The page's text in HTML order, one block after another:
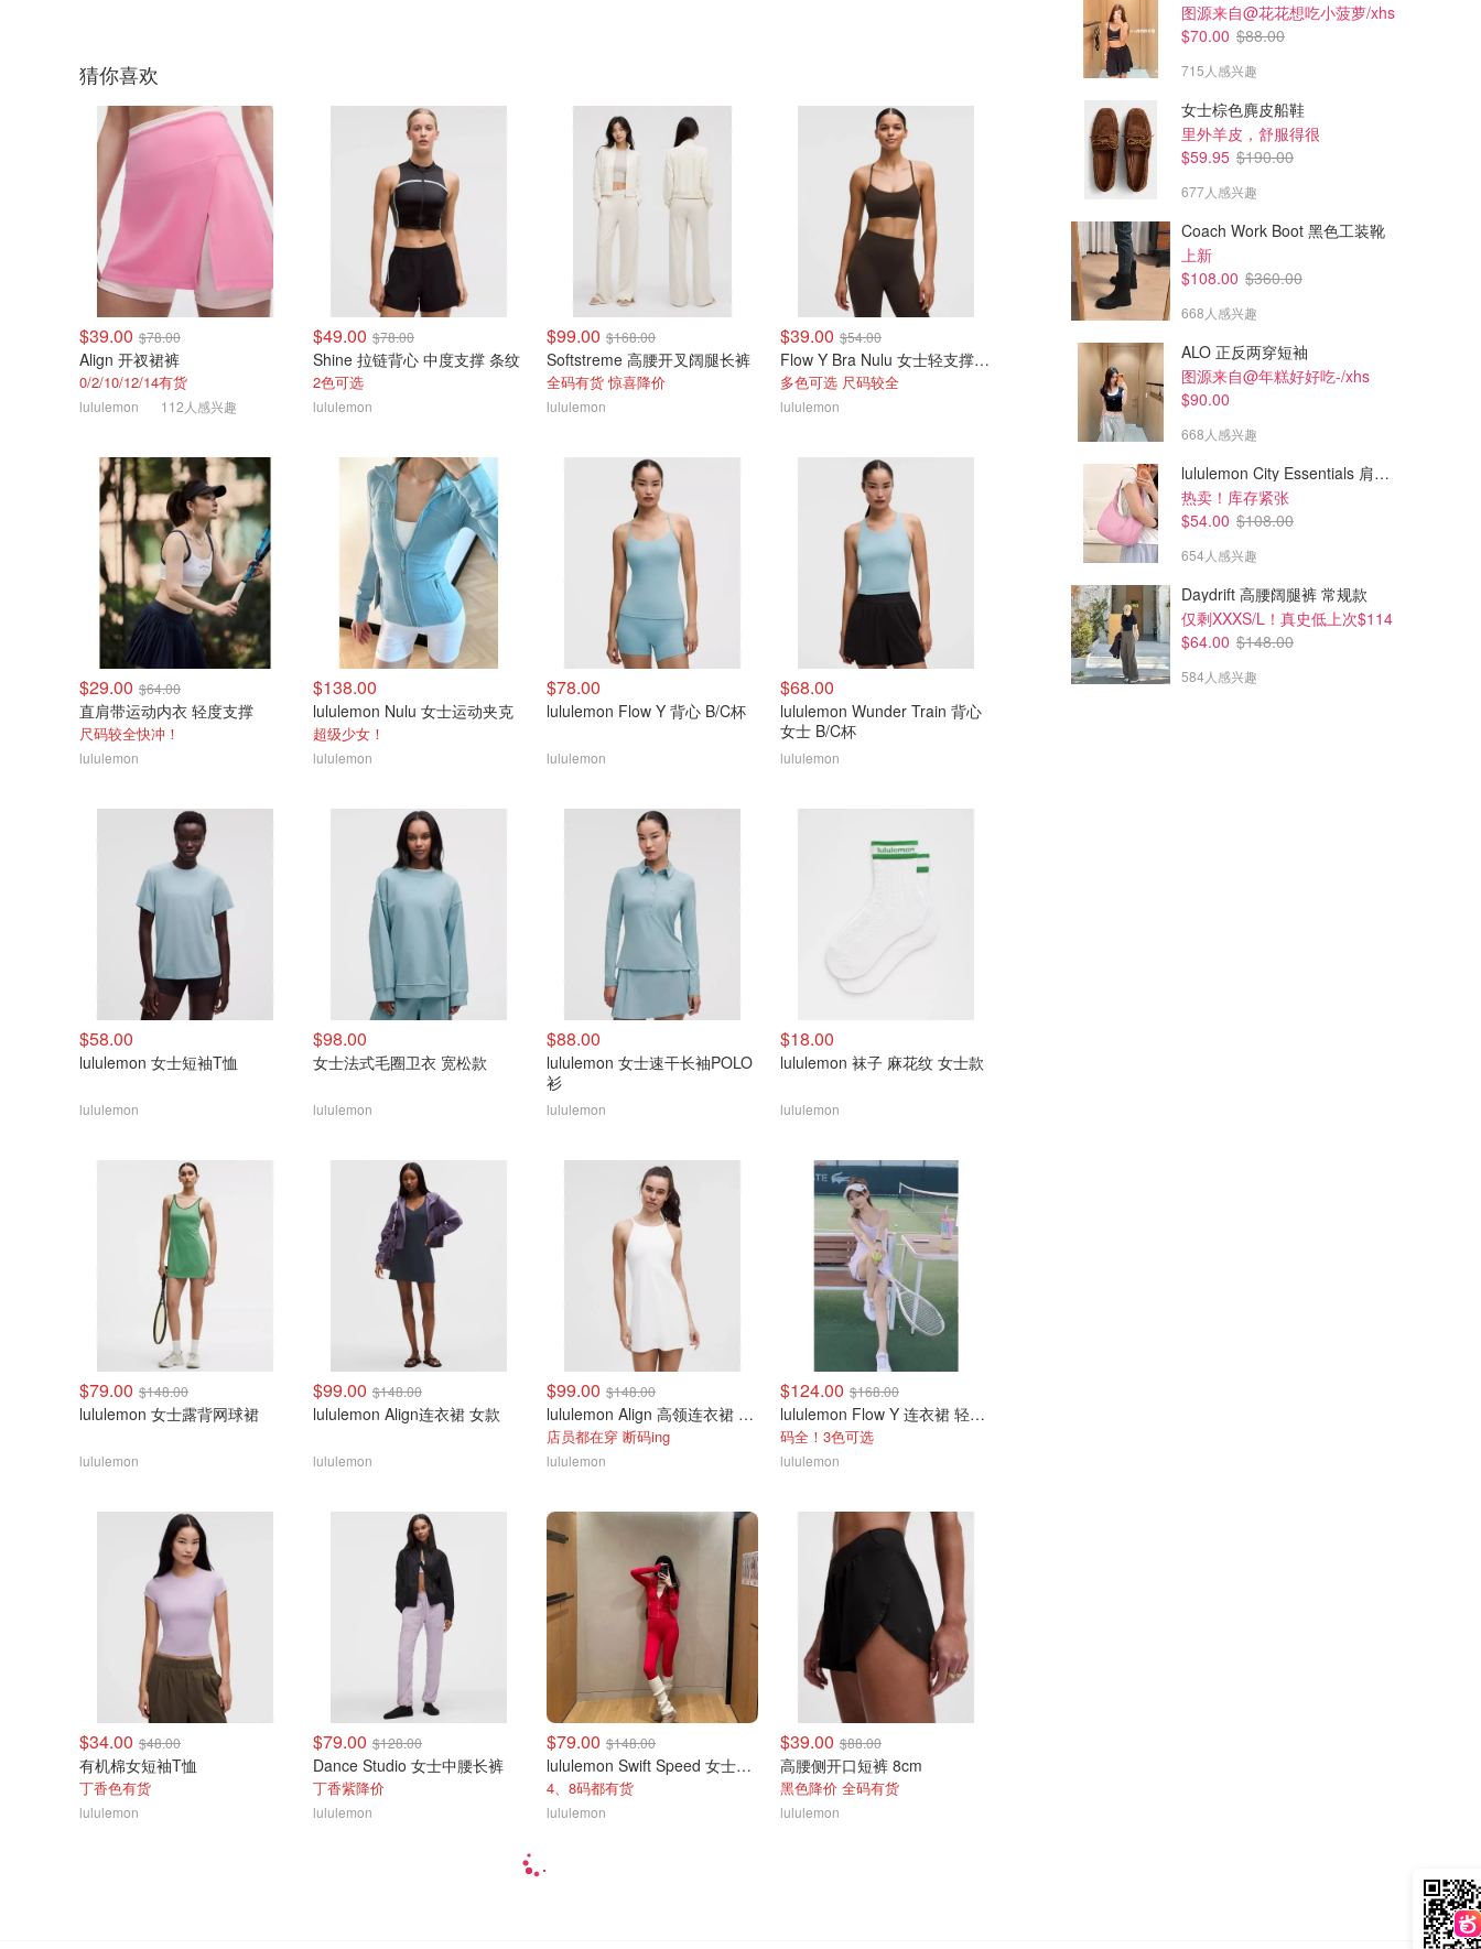
猜你喜欢
$39.00 $78.00
Align 开衩裙裤
0/2/10/12/14有货
lululemon 112人感兴趣
$49.00 $78.00
Shine 拉链背心 中度支撑 条纹
2色可选
lululemon
$99.00 $168.00
Softstreme 高腰开叉阔腿长裤
全码有货 惊喜降价
lululemon
$39.00 $54.00
Flow Y Bra Nulu 女士轻支撑文胸
多色可选 尺码较全
lululemon
$29.00 $64.00
直肩带运动内衣 轻度支撑
尺码较全快冲！
lululemon
$138.00
lululemon Nulu 女士运动夹克
超级少女！
lululemon
$78.00
lululemon Flow Y 背心 B/C杯
lululemon
$68.00
lululemon Wunder Train 背心
女士 B/C杯
lululemon
$58.00
lululemon 女士短袖T恤
lululemon
$98.00
女士法式毛圈卫衣 宽松款
lululemon
$88.00
lululemon 女士速干长袖POLO
衫
lululemon
$18.00
lululemon 袜子 麻花纹 女士款
lululemon
$79.00 $148.00
lululemon 女士露背网球裙
lululemon
$99.00 $148.00
lululemon Align连衣裙 女款
lululemon
$99.00 $148.00
lululemon Align 高领连衣裙 A/B杯
店员都在穿 断码ing
lululemon
$124.00 $168.00
lululemon Flow Y 连衣裙 轻支撑 B/C杯
码全！3色可选
lululemon
$34.00 $48.00
有机棉女短袖T恤
丁香色有货
lululemon
$79.00 $128.00
Dance Studio 女士中腰长裤
丁香紫降价
lululemon
$79.00 $148.00
lululemon Swift Speed 女士高腰紧身裤
4、8码都有货
lululemon
$39.00 $88.00
高腰侧开口短裤 8cm
黑色降价 全码有货
lululemon
图源来自@花花想吃小菠萝/xhs
$70.00 $88.00
715人感兴趣
女士棕色麂皮船鞋
里外羊皮，舒服得很
$59.95 $190.00
677人感兴趣
Coach Work Boot 黑色工装靴
上新
$108.00 $360.00
668人感兴趣
ALO 正反两穿短袖
图源来自@年糕好好吃-/xhs
$90.00
668人感兴趣
lululemon City Essentials 肩背包 4L
热卖！库存紧张
$54.00 $108.00
654人感兴趣
Daydrift 高腰阔腿裤 常规款
仅剩XXXS/L！真史低上次$114
$64.00 $148.00
584人感兴趣